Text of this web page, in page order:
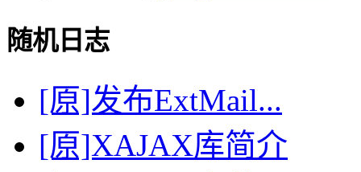
随机日志
[原]发布ExtMail...
[原]XAJAX库简介